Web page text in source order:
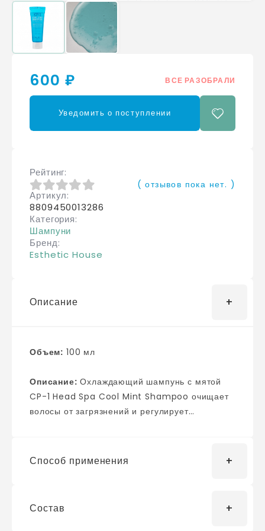
600 ₽ ВСЕ РАЗОБРАЛИ
Уведомить о поступлении
Рейтинг
0из 5
( отзывов пока нет. )
Артикул
8809450013286
Категория
Шампуни
Бренд
Esthetic House
Описание
Объем: 100 мл
Описание: Охлаждающий шампунь с мятой
CP-1 Head Spa Cool Mint Shampoo очищает
волосы от загрязнений и регулирует
Помогает в лечении перхоти. Ускоряет
делает волосы мягкими, гладкими и
Способ применения
Необходимое количество средства нанесите
Состав